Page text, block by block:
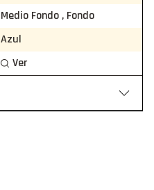
Medio Fondo , Fondo
Azul
Ver